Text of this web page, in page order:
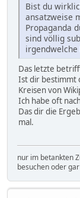
Bist du
ansatzweise
Propaganda
sind völlig
irgendwelche
Das letzte
Ist dir bestimmt
Kreisen von
Ich habe oft
Das dir die
mal.
nur im betankten
besuchen oder